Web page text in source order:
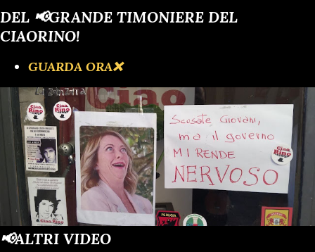
DEL 📢GRANDE TIMONIERE DEL
CIAORINO!
GUARDA ORA❌️
📢ALTRI VIDEO